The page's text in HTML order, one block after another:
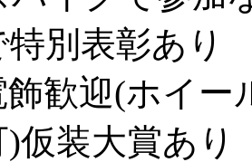
別表彰あり
歓迎(ホイ
仮装大賞あり